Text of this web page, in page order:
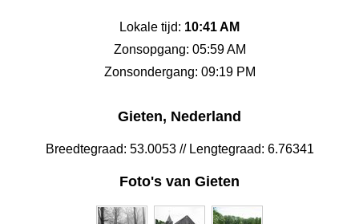
Lokale tijd: 10:41 AM
Zonsopgang: 05:59 AM
Zonsondergang: 09:19 PM
Gieten, Nederland
Breedtegraad: 53.0053 // Lengtegraad: 6.76341
Foto's van Gieten